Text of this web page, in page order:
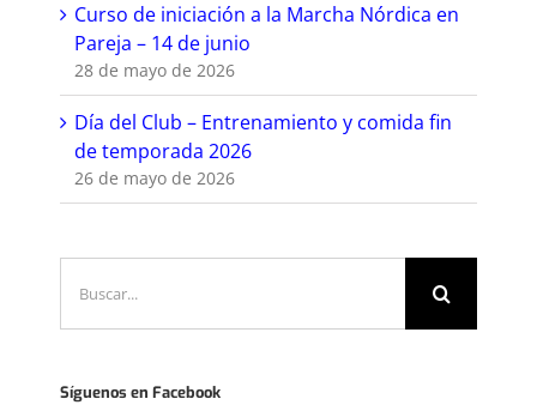
Curso de iniciación a la Marcha Nórdica en
Pareja – 14 de junio
28 de mayo de 2026
Día del Club – Entrenamiento y comida fin
de temporada 2026
26 de mayo de 2026
Síguenos en Facebook